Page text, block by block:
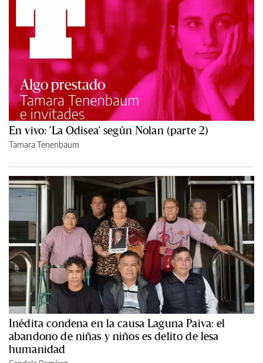
En vivo: 'La Odisea' según Nolan (parte 2)
Tamara Tenenbaum
Inédita condena en la causa Laguna Paiva: el
abandono de niñas y niños es delito de lesa
humanidad